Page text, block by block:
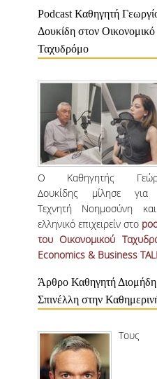
ΑΠΟ
ΑΠΟ
ΦΟΙΤΗΤΕΣ
ΕΚΘΕΣΕΙΣ
ΜΟ.ΔΙ.Π.
ΕΡΕΥΝΑ
ΕΡΕΥΝΗΤΙΚΕΣ
ΔΗΜΟΣΙΕΥΣΕΙΣ
ΕΠΙΣΤΗΜΟΝΙΚΑ
ΑΠΟΦΟΙΤΟΙ
Podcast Καθηγητή
Δουκίδη στον Οικονομικό
Ταχυδρόμο
Ο Καθηγητής
Δουκίδης μίλησε για
Tεχνητή Nοημοσύνη
ελληνικό επιχειρείν στο
του Οικονομικού
Economics & Business
Άρθρο Καθηγητή Διομήδη
Σπινέλλη στην
Τους